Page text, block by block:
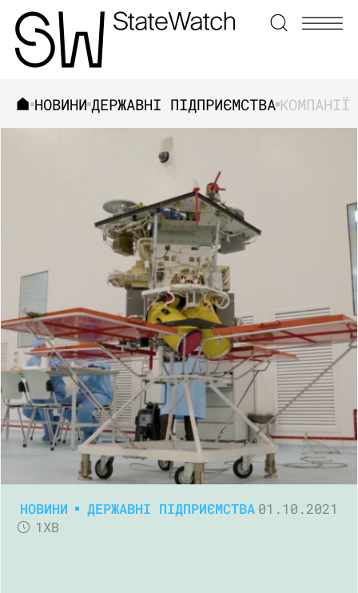
ЗНАЙТИ
НОВИНИ ДЕРЖАВНІ ПІДПРИЄМСТВА
НОВИНИ ДЕРЖАВНІ ПІДПРИЄМСТВА 01.10.2021
1ХВ